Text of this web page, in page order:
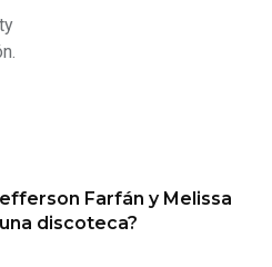
Farfán y Melissa
discoteca?